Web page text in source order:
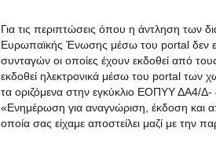
Για τις περιπτώσεις όπου η άντληση των
Ευρωπαϊκής Ένωσης μέσω του portal δεν
συνταγών οι οποίες έχουν εκδοθεί από
εκδοθεί ηλεκτρονικά μέσω του portal των
τα οριζόμενα στην εγκύκλιο ΕΟΠΥΥ ΔΑ4/
«Ενημέρωση για αναγνώριση, έκδοση και
οποία σας είχαμε αποστείλει μαζί με την